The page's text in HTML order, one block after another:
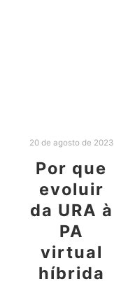
20 de agosto de 2023
Por que
evoluir
da URA à
PA
virtual
híbrida